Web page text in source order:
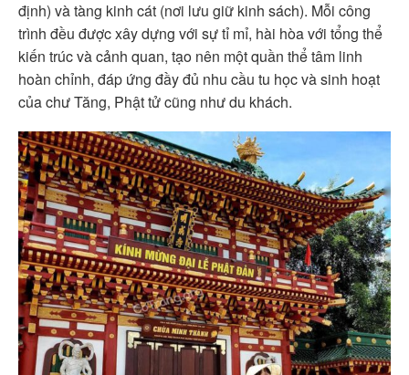
định) và tàng kinh cát (nơi lưu giữ kinh sách). Mỗi công
trình đều được xây dựng với sự tỉ mỉ, hài hòa với tổng thể
kiến trúc và cảnh quan, tạo nên một quần thể tâm linh
hoàn chỉnh, đáp ứng đầy đủ nhu cầu tu học và sinh hoạt
của chư Tăng, Phật tử cũng như du khách.